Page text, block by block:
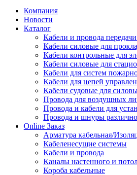
Компания
Новости
Каталог
Кабели и провода передачи
Кабели силовые для
Кабели контрольные для
Кабели силовые для
Кабели для систем
Кабели для цепей
Кабели судовые для
Провода для воздушных
Провода и кабели для
Провода и шнуры
Online Заказ
Арматура кабельная/
Кабеленесущие системы
Кабели и провода
Каналы настенного и
Короба кабельные